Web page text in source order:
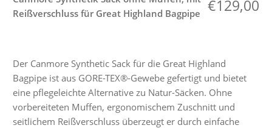
mit
Highland
Bagpipe
Menge
Reißverschluss für Great Highland Bagpipe
€129,00
Der Canmore Synthetic Sack für die Great Highland
Bagpipe ist aus GORE-TEX®-Gewebe gefertigt und bietet
eine pflegeleichte Alternative zu Natur-Säcken. Ohne
vorbereiteten Muffen, ergonomischem Zuschnitt und
seitlichem Reißverschluss überzeugt er durch einfache